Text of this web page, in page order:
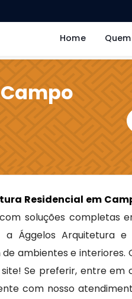
Home
Residencial em
soluções completas
Ággelos Arquitetura e
ambientes e interiores.
Se preferir, entre
com nosso